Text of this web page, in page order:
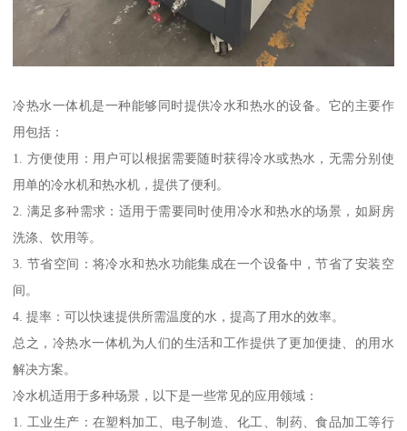
冷热水一体机是一种能够同时提供冷水和热水的设备。它的主要作
用包括：
1. 方便使用：用户可以根据需要随时获得冷水或热水，无需分别使
用单的冷水机和热水机，提供了便利。
2. 满足多种需求：适用于需要同时使用冷水和热水的场景，如厨房
洗涤、饮用等。
3. 节省空间：将冷水和热水功能集成在一个设备中，节省了安装空
间。
4. 提率：可以快速提供所需温度的水，提高了用水的效率。
总之，冷热水一体机为人们的生活和工作提供了更加便捷、的用水
解决方案。
冷水机适用于多种场景，以下是一些常见的应用领域：
1. 工业生产：在塑料加工、电子制造、化工、制药、食品加工等行